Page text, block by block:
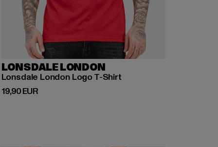
LONSDALE LONDON
Lonsdale London Logo T-Shirt
19,90 EUR
Ajankohtainen hinta: 19,90 EUR